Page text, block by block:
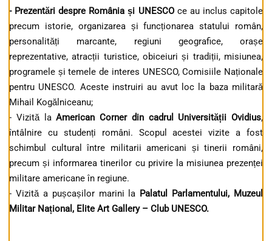
- Prezentări despre România și UNESCOce au inclus capitole
precum istorie, organizarea și funcționarea statului român,
personalități marcante, regiuni geografice, orașe
reprezentative, atracții turistice, obiceiuri și tradiții, misiunea,
programele și temele de interes UNESCO, Comisiile Naționale
pentru UNESCO. Aceste instruiri au avut loc la baza militară
Mihail Kogălniceanu;
- Vizită laAmerican Corner din cadrul Universității Ovidius,
întâlnire cu studenți români. Scopul acestei vizite a fost
schimbul cultural între militarii americani și tinerii români,
precum și informarea tinerilor cu privire la misiunea prezenței
militare americane în regiune.
- Vizită a pușcașilor marini la Palatul Parlamentului, Muzeul
Militar Național, Elite Art Gallery – Club UNESCO.